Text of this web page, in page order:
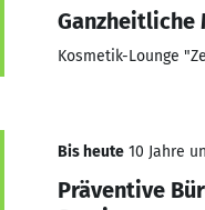
Ganzheitliche
Kosmetik-Lounge
Bis heute 10 Jahre
Präventive